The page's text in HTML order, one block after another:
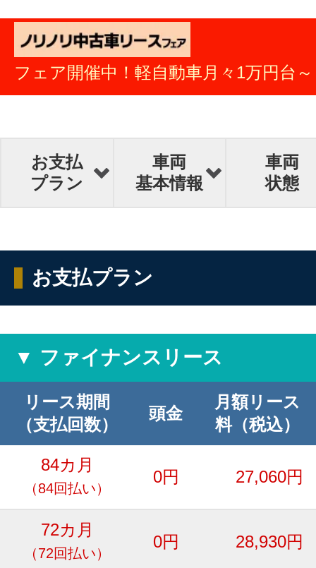
フェア開催中！軽自動車月々1万円台～
お支払
プラン
車両
基本情報
車両
状態
お支払プラン
▼ ファイナンスリース
リース期間
（支払回数）
頭金
月額リース
料（税込）
84カ月
（84回払い）
0円 27,060円
72カ月
（72回払い）
0円 28,930円